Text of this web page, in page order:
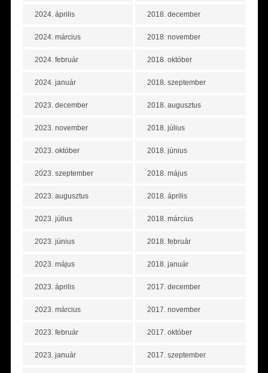
2024. április
2024. március
2024. február
2024. január
2023. december
2023. november
2023. október
2023. szeptember
2023. augusztus
2023. július
2023. június
2023. május
2023. április
2023. március
2023. február
2023. január
2018. december
2018. november
2018. október
2018. szeptember
2018. augusztus
2018. július
2018. június
2018. május
2018. április
2018. március
2018. február
2018. január
2017. december
2017. november
2017. október
2017. szeptember